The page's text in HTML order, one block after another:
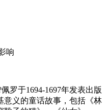
响
罗于1694-1697年发表出版
意义的童话故事，包括《林